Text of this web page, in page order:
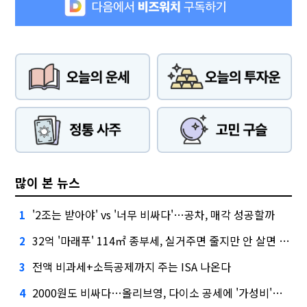
많이 본 뉴스
1 '2조는 받아야' vs '너무 비싸다'…공차, 매각 성공할까
2 32억 '마래푸' 114㎡ 종부세, 실거주면 줄지만 안 살면 2.5배
3 전액 비과세+소득공제까지 주는 ISA 나온다
4 2000원도 비싸다…올리브영, 다이소 공세에 '가성비'로 맞불